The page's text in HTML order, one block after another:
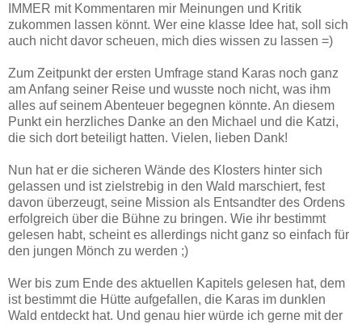
IMMER mit Kommentaren mir Meinungen und Kritik
zukommen lassen könnt. Wer eine klasse Idee hat, soll sich
auch nicht davor scheuen, mich dies wissen zu lassen =)
Zum Zeitpunkt der ersten Umfrage stand Karas noch ganz
am Anfang seiner Reise und wusste noch nicht, was ihm
alles auf seinem Abenteuer begegnen könnte. An diesem
Punkt ein herzliches Danke an den Michael und die Katzi,
die sich dort beteiligt hatten. Vielen, lieben Dank!
Nun hat er die sicheren Wände des Klosters hinter sich
gelassen und ist zielstrebig in den Wald marschiert, fest
davon überzeugt, seine Mission als Entsandter des Ordens
erfolgreich über die Bühne zu bringen. Wie ihr bestimmt
gelesen habt, scheint es allerdings nicht ganz so einfach für
den jungen Mönch zu werden ;)
Wer bis zum Ende des aktuellen Kapitels gelesen hat, dem
ist bestimmt die Hütte aufgefallen, die Karas im dunklen
Wald entdeckt hat. Und genau hier würde ich gerne mit der